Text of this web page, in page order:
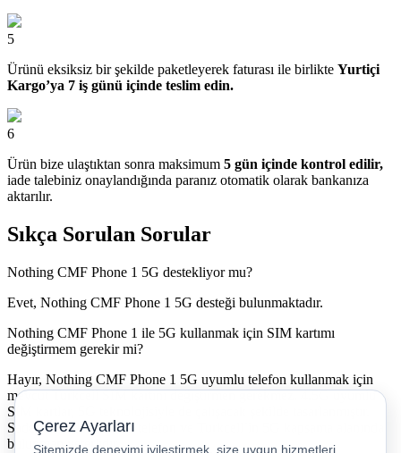
5
Ürünü eksiksiz bir şekilde paketleyerek faturası ile birlikte Yurtiçi
Kargo’ya 7 iş günü içinde teslim edin.
6
Ürün bize ulaştıktan sonra maksimum 5 gün içinde kontrol edilir,
iade talebiniz onaylandığında paranız otomatik olarak bankanıza
aktarılır.
Sıkça Sorulan Sorular
Nothing CMF Phone 1 5G destekliyor mu?
Evet, Nothing CMF Phone 1 5G desteği bulunmaktadır.
Nothing CMF Phone 1 ile 5G kullanmak için SIM kartımı
değiştirmem gerekir mi?
Hayır, Nothing CMF Phone 1 5G uyumlu telefon kullanmak için
mevcut Turkcell SIM kartını değiştirmen gerekmez. 4.5G uyumlu
SIM kartlar, 5G teknolojisiyle de çalışacak şekilde tasarlanmıştır.
Sadece 5G destekli bir telefon ve Turkcell’in 5G kapsama alanında
bulunman yeterlidir.